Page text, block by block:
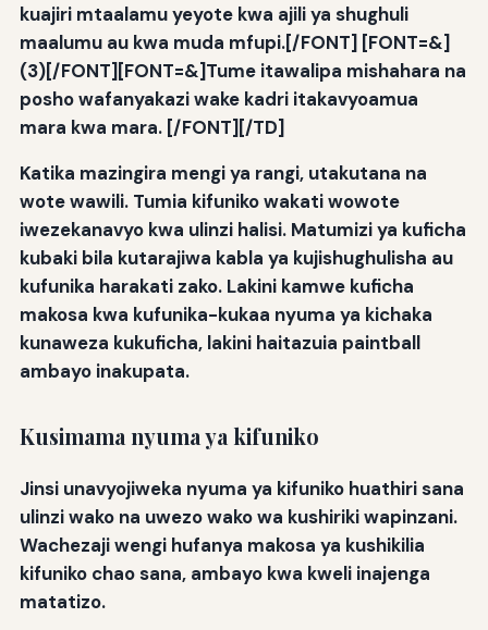
kuajiri mtaalamu yeyote kwa ajili ya shughuli
maalumu au kwa muda mfupi.[/FONT] [FONT=&]
(3)[/FONT][FONT=&]Tume itawalipa mishahara na
posho wafanyakazi wake kadri itakavyoamua
mara kwa mara. [/FONT][/TD]
Katika mazingira mengi ya rangi, utakutana na
wote wawili. Tumia kifuniko wakati wowote
iwezekanavyo kwa ulinzi halisi. Matumizi ya kuficha
kubaki bila kutarajiwa kabla ya kujishughulisha au
kufunika harakati zako. Lakini kamwe kuficha
makosa kwa kufunika-kukaa nyuma ya kichaka
kunaweza kukuficha, lakini haitazuia paintball
ambayo inakupata.
Kusimama nyuma ya kifuniko
Jinsi unavyojiweka nyuma ya kifuniko huathiri sana
ulinzi wako na uwezo wako wa kushiriki wapinzani.
Wachezaji wengi hufanya makosa ya kushikilia
kifuniko chao sana, ambayo kwa kweli inajenga
matatizo.